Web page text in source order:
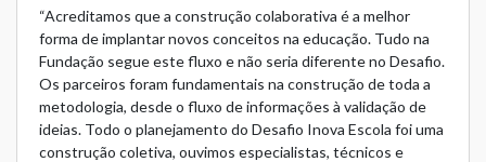
“Acreditamos que a construção colaborativa é a melhor
forma de implantar novos conceitos na educação. Tudo na
Fundação segue este fluxo e não seria diferente no Desafio.
Os parceiros foram fundamentais na construção de toda a
metodologia, desde o fluxo de informações à validação de
ideias. Todo o planejamento do Desafio Inova Escola foi uma
construção coletiva, ouvimos especialistas, técnicos e